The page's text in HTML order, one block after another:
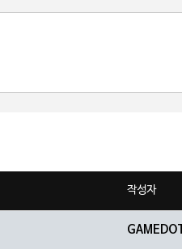
작성자
GAMEDOT